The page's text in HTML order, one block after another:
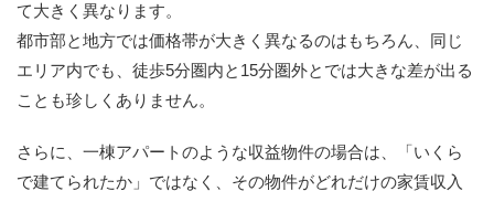
て大きく異なります。
都市部と地方では価格帯が大きく異なるのはもちろん、同じ
エリア内でも、徒歩5分圏内と15分圏外とでは大きな差が出る
ことも珍しくありません。
さらに、一棟アパートのような収益物件の場合は、「いくら
で建てられたか」ではなく、その物件がどれだけの家賃収入